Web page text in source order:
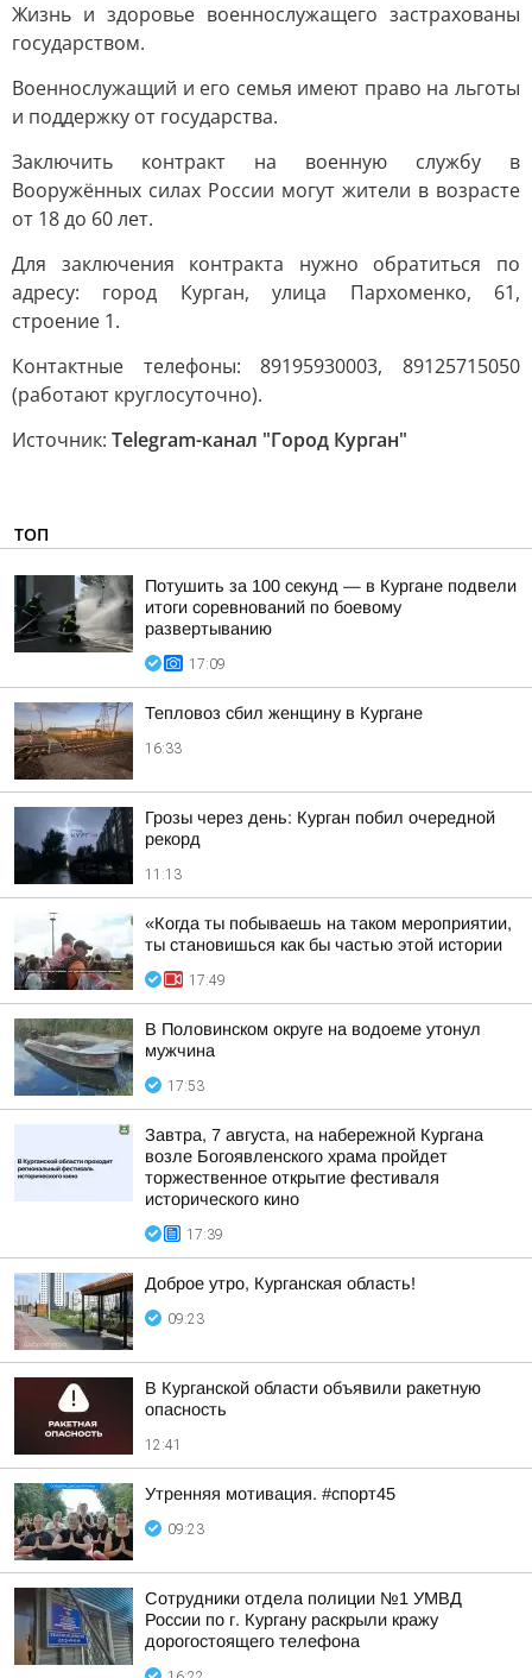
Жизнь и здоровье военнослужащего застрахованы
государством.
Военнослужащий и его семья имеют право на льготы
и поддержку от государства.
Заключить контракт на военную службу в
Вооружённых силах России могут жители в возрасте
от 18 до 60 лет.
Для заключения контракта нужно обратиться по
адресу: город Курган, улица Пархоменко, 61,
строение 1.
Контактные телефоны: 89195930003, 89125715050
(работают круглосуточно).
Источник: Telegram-канал "Город Курган"
ТОП
Потушить за 100 секунд — в Кургане подвели
итоги соревнований по боевому
развертыванию
17:09
Тепловоз сбил женщину в Кургане
16:33
Грозы через день: Курган побил очередной
рекорд
11:13
«Когда ты побываешь на таком мероприятии,
ты становишься как бы частью этой истории
17:49
В Половинском округе на водоеме утонул
мужчина
17:53
Завтра, 7 августа, на набережной Кургана
возле Богоявленского храма пройдет
торжественное открытие фестиваля
исторического кино
17:39
Доброе утро, Курганская область!
09:23
В Курганской области объявили ракетную
опасность
12:41
Утренняя мотивация. #спорт45
09:23
Сотрудники отдела полиции №1 УМВД
России по г. Кургану раскрыли кражу
дорогостоящего телефона